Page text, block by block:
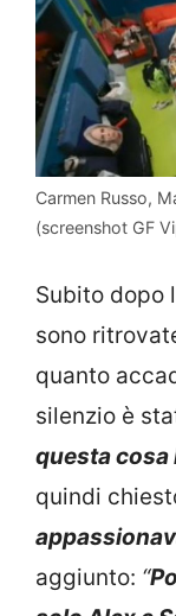
Carmen Russo,
(screenshot GF
Subito dopo
sono
quanto
silenzio è
questa cosa
quindi
aggiunto: “